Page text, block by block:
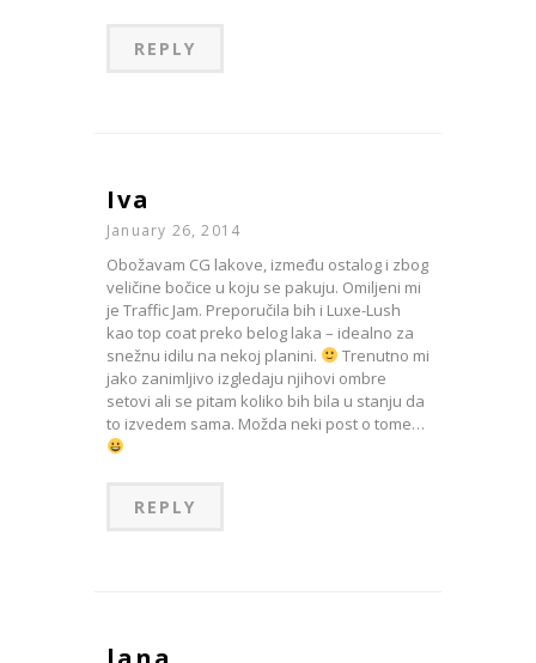
REPLY
Iva
January 26, 2014
Obožavam CG lakove, između ostalog i zbog
veličine bočice u koju se pakuju. Omiljeni mi
je Traffic Jam. Preporučila bih i Luxe-Lush
kao top coat preko belog laka – idealno za
snežnu idilu na nekoj planini.
Trenutno mi
jako zanimljivo izgledaju njihovi ombre
setovi ali se pitam koliko bih bila u stanju da
to izvedem sama. Možda neki post o tome…
REPLY